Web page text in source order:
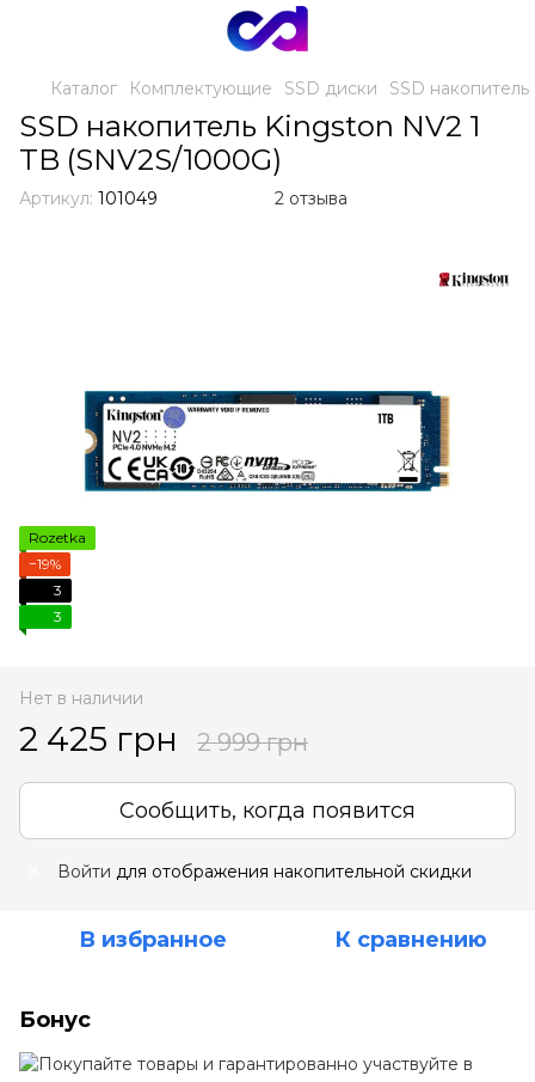
Каталог Комплектующие SSD диски SSD
SSD накопитель Kingston NV2 1
TB (SNV2S/1000G)
Артикул: 101049 2 отзыва
Rozetka
−19%
3
3
Нет в наличии
2 425 грн 2 999 грн
Сообщить, когда появится
Войти для отображения накопительной скидки
В избранное К сравнению
Бонус